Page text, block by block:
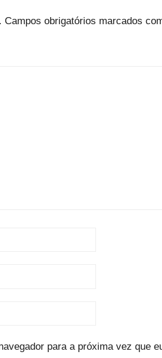
Campos obrigatórios marcados
para a próxima vez que